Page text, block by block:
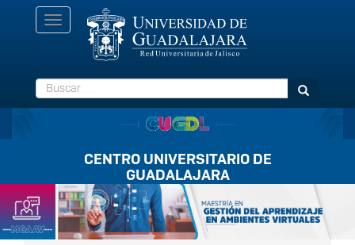
Toggle
navigation
Buscar Buscar
CENTRO UNIVERSITARIO DE
GUADALAJARA
Listón
FullScreen